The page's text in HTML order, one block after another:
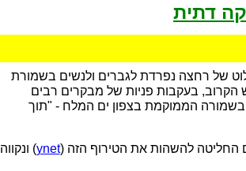
דתית
של רחצה נפרדת לגברים ולנשים בשמורת
הקרוב, בעקבות פניות של מבקרים רבים
הממוקמת בצפון ים המלח - "תוך
החליטה להשהות את הטירוף הזה (ynet) ונקווה